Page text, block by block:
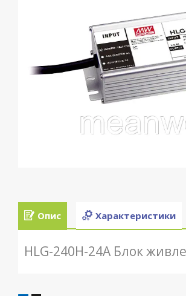
Опис Характеристики
HLG-240H-24A Блок